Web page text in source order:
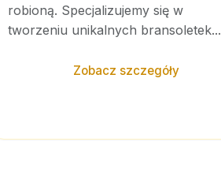
robioną. Specjalizujemy się w
tworzeniu unikalnych bransoletek...
Zobacz szczegóły